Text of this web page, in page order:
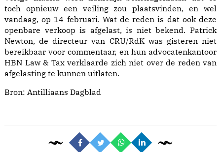
toch opnieuw een veiling zou plaatsvinden, en wel
vandaag, op 14 februari. Wat de reden is dat ook deze
openbare verkoop is afgelast, is niet bekend. Patrick
Newton, de directeur van CRU/RdK was gisteren niet
bereikbaar voor commentaar, en hun advocatenkantoor
HBN Law & Tax verklaarde zich niet over de reden van
afgelasting te kunnen uitlaten.
Bron: Antilliaans Dagblad